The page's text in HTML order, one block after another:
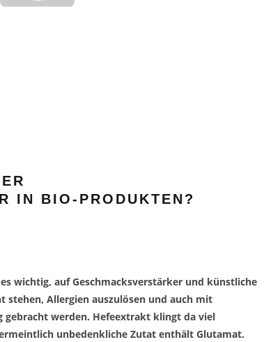
IN BIO-PRODUKTEN?
wichtig, auf Geschmacksverstärker und künstliche
stehen, Allergien auszulösen und auch mit
gebracht werden. Hefeextrakt klingt da viel
unbedenkliche Zutat enthält Glutamat.